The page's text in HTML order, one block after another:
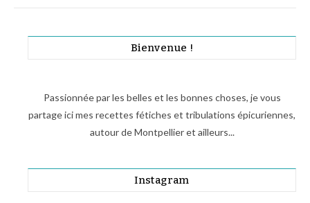
Bienvenue !
Passionnée par les belles et les bonnes choses, je vous
partage ici mes recettes fétiches et tribulations épicuriennes,
autour de Montpellier et ailleurs...
Instagram